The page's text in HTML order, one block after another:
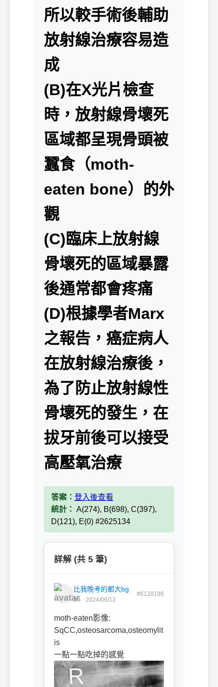
所以較手術後輔助
放射線治療容易造
成
(B)在X光片檢查
時，放射線骨壞死
區域都呈現骨頭被
蠶食（moth-
eaten bone）的外
觀
(C)臨床上放射線
骨壞死的區域暴露
後通常都會疼痛
(D)根據學者Marx
之報告，癌症病人
在放射線治療後，
為了防止放射線性
骨壞死的發生，在
拔牙前後可以接受
高壓氧治療
答案： 登入後查看
統計： A(274), B(698), C(397),
D(121), E(0) #2625134
詳解 (共 5 筆)
比我晚考的都大bg
B4 · 2024/06/12
#6128196
moth-eaten影像:
SqCC,osteosarcoma,osteomylit
is
一點一點吃掉的感覺